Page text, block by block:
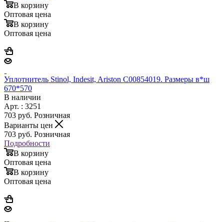
В корзину
Оптовая цена
В корзину
Оптовая цена
Уплотнитель Stinol, Indesit, Ariston C00854019. Размеры в*ш
670*570
В наличии
Арт. : 3251
703 руб. Розничная
Варианты цен
703 руб. Розничная
Подробности
В корзину
Оптовая цена
В корзину
Оптовая цена